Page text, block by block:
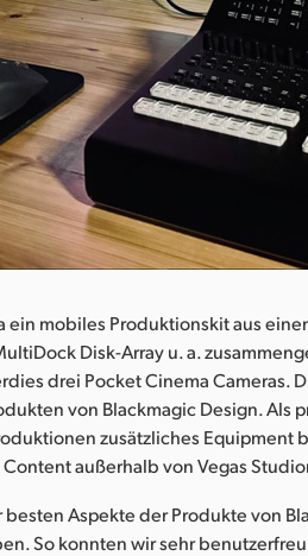
ein mobiles Produktionskit aus
Disk-Array u. a.
drei Pocket Cinema Cameras.
von Blackmagic Design. Als
zusätzliches Equipment
außerhalb von Vegas
besten Aspekte der Produkte von
So konnten wir sehr